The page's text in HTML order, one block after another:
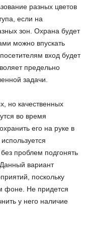
разных цветов
если на
зон. Охрана будет
можно впускать
вход будет
предельно
задачи.
но качественных
во время
его на руке в
проблем подгонять
вариант
поскольку
фоне. Не придется
у него наличие